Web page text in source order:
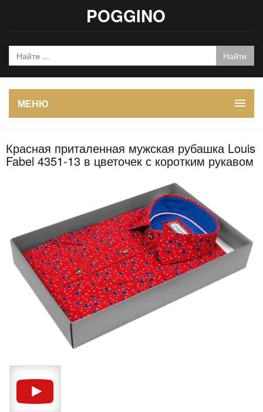
POGGINO
МЕНЮ
Красная приталенная мужская рубашка Louis
Fabel 4351-13 в цветочек с коротким рукавом